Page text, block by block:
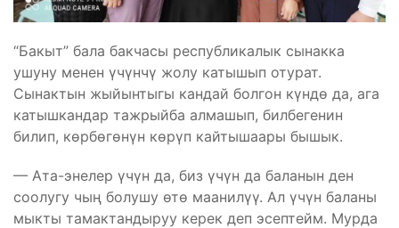
“Бакыт” бала бакчасы республикалык сынакка
ушуну менен үчүнчү жолу катышып отурат.
Сынактын жыйынтыгы кандай болгон күндө да, ага
катышкандар тажрыйба алмашып, билбегенин
билип, көрбөгөнүн көрүп кайтышаары бышык.
— Ата-энелер үчүн да, биз үчүн да баланын ден
соолугу чың болушу өтө маанилүү. Ал үчүн баланы
мыкты тамактандыруу керек деп эсептейм. Мурда